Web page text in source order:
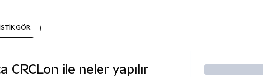
GÖR
CRCLon ile neler yapılır İşlem Yap